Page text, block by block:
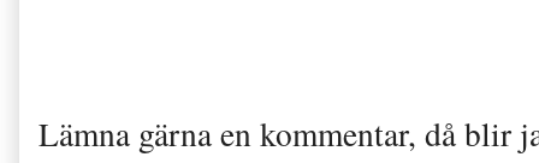
Lämna gärna en kommentar, då blir